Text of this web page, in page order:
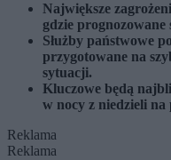
Największe
gdzie
Służby państwowe
przygotowane na
sytuacji.
Kluczowe będą
w nocy z niedzieli na
Reklama
Reklama